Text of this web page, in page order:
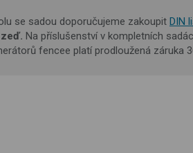
se sadou doporučujeme zakoupit DIN
Na příslušenství v kompletních
fencee platí prodloužená záruka